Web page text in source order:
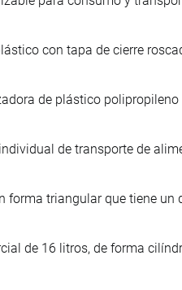
con tapa de cierre
de plástico
de transporte de
forma triangular que tiene
de 16 litros, de forma